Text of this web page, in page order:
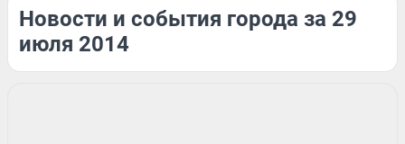
Новости и события города за 29
июля 2014